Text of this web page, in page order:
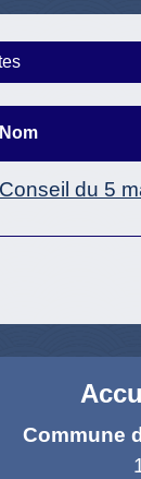
Nom
Conseil du 5
Commune